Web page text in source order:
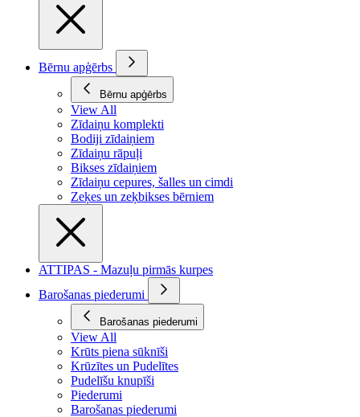
Bērnu apģērbs
Bērnu apģērbs
View All
Zīdaiņu komplekti
Bodiji zīdaiņiem
Zīdaiņu rāpuļi
Bikses zīdaiņiem
Zīdaiņu cepures, šalles un cimdi
Zeķes un zeķbikses bērniem
ATTIPAS - Mazuļu pirmās kurpes
Barošanas piederumi
Barošanas piederumi
View All
Krūts piena sūknīši
Krūzītes un Pudelītes
Pudelīšu knupīši
Piederumi
Barošanas piederumi